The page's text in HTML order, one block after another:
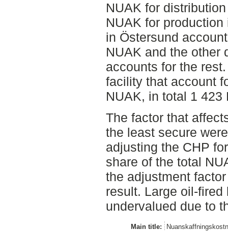
NUAK for
NUAK for
in Östersund
NUAK and the other
accounts for the
facility that account
NUAK, in total 1 423
The factor that
the least secure
adjusting the CHP
share of the total
the adjustment
result. Large oil-
undervalued due to
Main title: